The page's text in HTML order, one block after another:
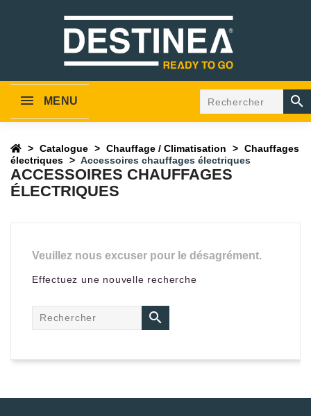
MENU 
Catalogue Chauffage / Climatisation
Chauffages
électriques
Accessoires chauffages électriques
ACCESSOIRES CHAUFFAGES
ÉLECTRIQUES
Veuillez nous excuser pour le désagrément.
Effectuez une nouvelle recherche
